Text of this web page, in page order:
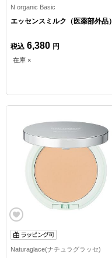
N organic Basic
エッセンスミルク（医薬部外品）
税込 6,380 円
在庫 ×
Naturaglace(ナチュラグラッセ)